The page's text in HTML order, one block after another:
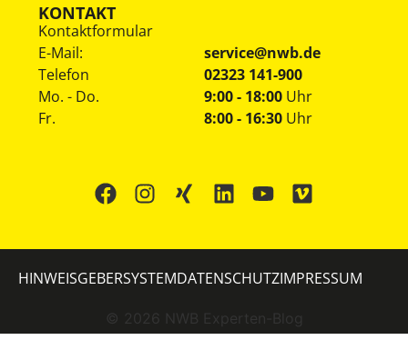
KONTAKT
Kontaktformular
E-Mail:
service@nwb.de
Telefon
02323 141-900
Mo. - Do.
Fr.
9:00 - 18:00 Uhr
8:00 - 16:30 Uhr
© 2026 NWB Experten-Blog
HINWEISGEBERSYSTEMDATENSCHUTZIMPRESSUM